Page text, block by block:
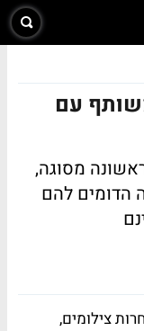
עם
מסוגה,
הדומים להם
צילומים,